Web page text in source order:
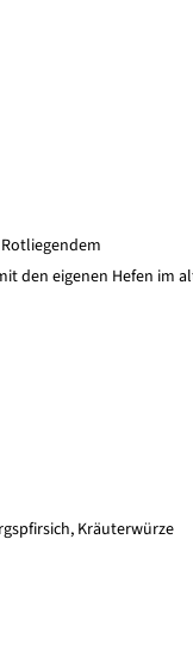
den eigenen Hefen im
Kräuterwürze